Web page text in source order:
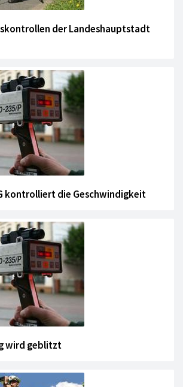
der Landeshauptstadt
kontrolliert die Geschwindigkeit
wird geblitzt